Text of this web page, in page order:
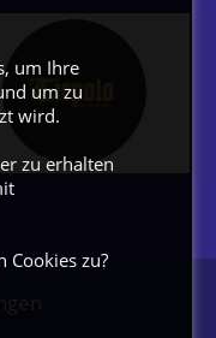
um Ihre
um zu
wird.
zu erhalten
Cookies zu?